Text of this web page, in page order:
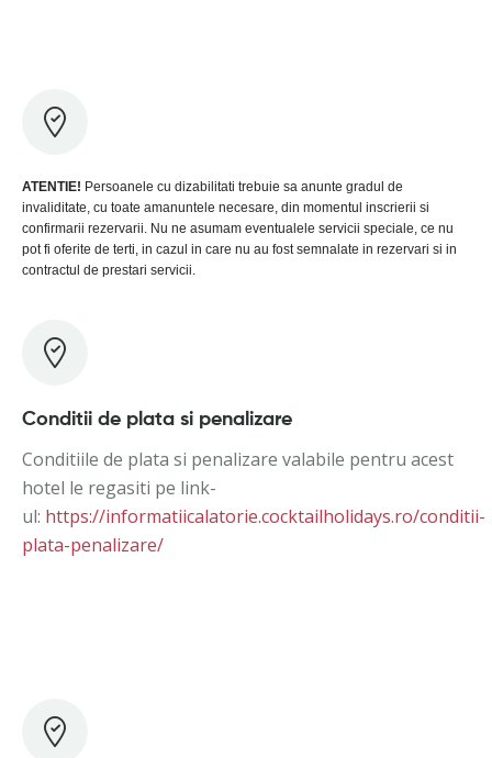
ATENTIE! Persoanele cu dizabilitati trebuie sa anunte gradul de
invaliditate, cu toate amanuntele necesare, din momentul inscrierii si
confirmarii rezervarii. Nu ne asumam eventualele servicii speciale, ce nu
pot fi oferite de terti, in cazul in care nu au fost semnalate in rezervari si in
contractul de prestari servicii.
Conditii de plata si penalizare
Conditiile de plata si penalizare valabile pentru acest
hotel le regasiti pe link-
ul: https://informatiicalatorie.cocktailholidays.ro/conditii-
plata-penalizare/